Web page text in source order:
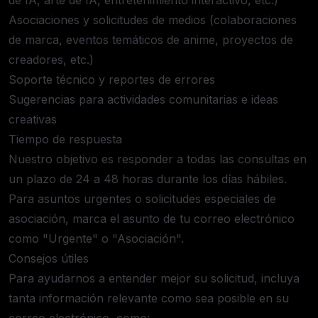
Asociaciones y solicitudes de medios (colaboraciones
de marca, eventos temáticos de anime, proyectos de
creadores, etc.)
Soporte técnico y reportes de errores
Sugerencias para actividades comunitarias e ideas
creativas
Tiempo de respuesta
Nuestro objetivo es responder a todas las consultas en
un plazo de 24 a 48 horas durante los días hábiles.
Para asuntos urgentes o solicitudes especiales de
asociación, marca el asunto de tu correo electrónico
como "Urgente" o "Asociación".
Consejos útiles
Para ayudarnos a entender mejor su solicitud, incluya
tanta información relevante como sea posible en su